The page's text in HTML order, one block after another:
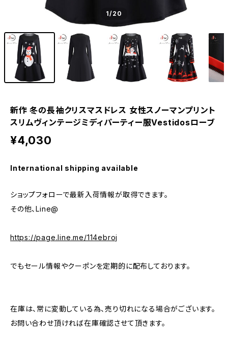
1/20
新作 冬の長袖クリスマスドレス 女性スノーマンプリント
スリムヴィンテージミディパーティー服Vestidosローブ
¥4,030
International shipping available
ショップフォローで最新入荷情報が取得できます。
その他、Line@
https://page.line.me/114ebroj
でもセール情報やクーポンを定期的に配布しております。
在庫は、常に変動している為、売り切れになる場合がございます。
お問い合わせ頂ければ在庫確認させて頂きます。